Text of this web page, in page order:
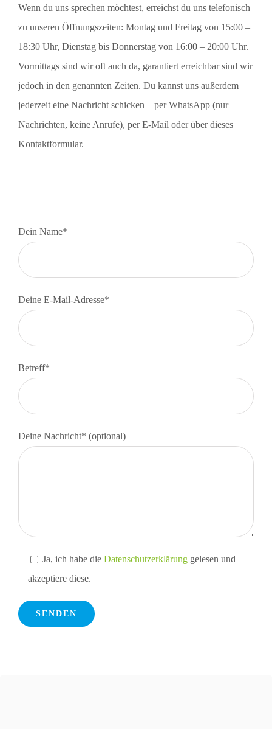
Wenn du uns sprechen möchtest, erreichst du uns telefonisch
zu unseren Öffnungszeiten: Montag und Freitag von 15:00 –
18:30 Uhr, Dienstag bis Donnerstag von 16:00 – 20:00 Uhr.
Vormittags sind wir oft auch da, garantiert erreichbar sind wir
jedoch in den genannten Zeiten. Du kannst uns außerdem
jederzeit eine Nachricht schicken – per WhatsApp (nur
Nachrichten, keine Anrufe), per E-Mail oder über dieses
Kontaktformular.
Dein Name*
Deine E-Mail-Adresse*
Betreff*
Deine Nachricht* (optional)
Ja, ich habe die Datenschutzerklärunggelesen und
akzeptiere diese.